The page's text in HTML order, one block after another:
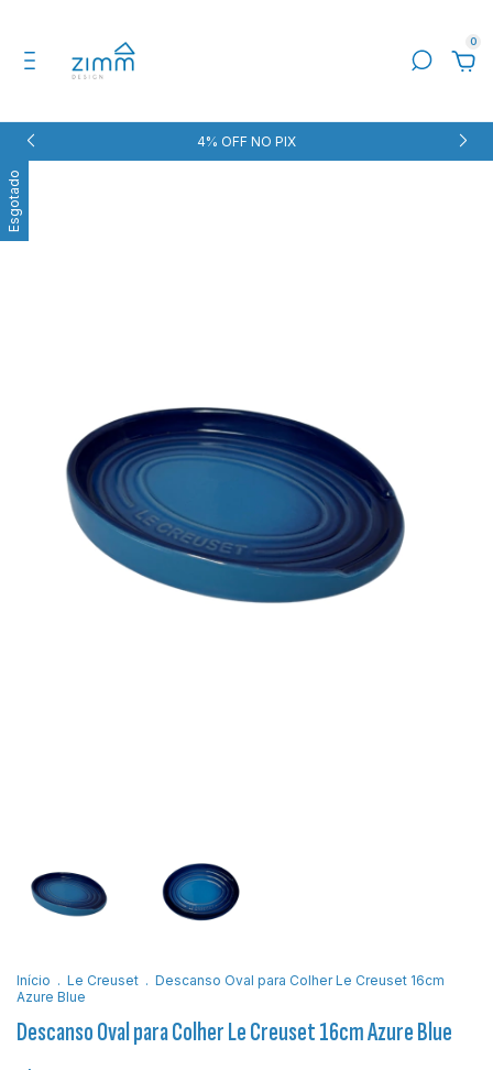
0
4% OFF NO PIX
Esgotado
Início . Le Creuset . Descanso Oval para Colher Le Creuset 16cm
Azure Blue
Descanso Oval para Colher Le Creuset 16cm Azure Blue